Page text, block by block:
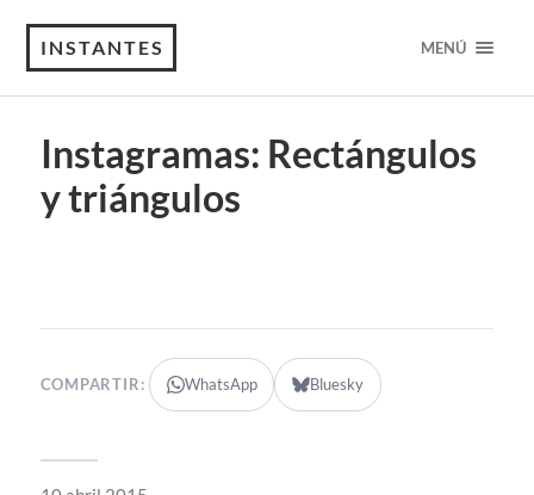
INSTANTES MENÚ
Instagramas: Rectángulos
y triángulos
COMPARTIR: WhatsApp Bluesky